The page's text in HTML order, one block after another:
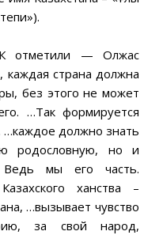
отметили — Олжас
страна должна
без этого не может
…Так формируется
…каждое должно знать
родословную, но и
Ведь мы его часть.
ханства –
…вызывает чувство
за свой народ,